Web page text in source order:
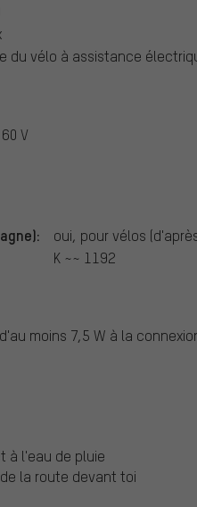
du vélo à assistance
V
oui, pour vélos
K ~~ 1192
moins 7,5 W à la
à l'eau de pluie
la route devant toi